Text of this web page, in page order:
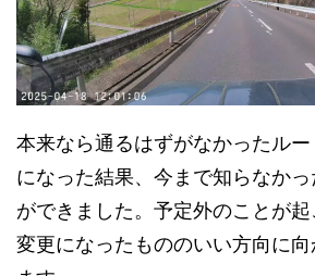
本来なら通るはずがなかったルー
になった結果、今まで知らなか
ができました。予定外のことが
変更になったもののいい方向に